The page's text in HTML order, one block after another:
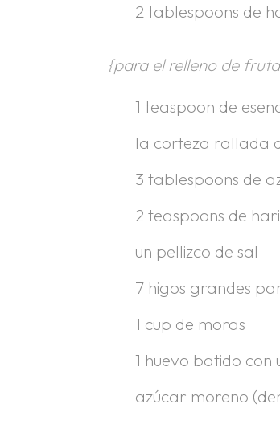
2 tablespoons de
{para el relleno de
1 teaspoon de
la corteza rallada
3 tablespoons de
2 teaspoons de
un pellizco de sal
7 higos grandes
1 cup de moras
1 huevo batido
azúcar moreno